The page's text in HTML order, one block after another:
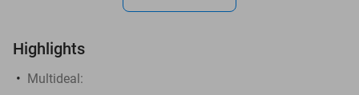
Highlights
Multideal: